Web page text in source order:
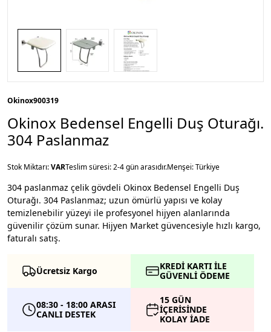
Okinox900319
Okinox Bedensel Engelli Duş Oturağı.
304 Paslanmaz
Stok Miktarı:VARTeslim süresi: 2-4 gün arasıdır.Menşei: Türkiye
304 paslanmaz çelik gövdeli Okinox Bedensel Engelli Duş
Oturağı. 304 Paslanmaz; uzun ömürlü yapısı ve kolay
temizlenebilir yüzeyi ile profesyonel hijyen alanlarında
güvenilir çözüm sunar. Hijyen Market güvencesiyle hızlı kargo,
faturalı satış.
Ücretsiz Kargo
KREDİ KARTI İLE
GÜVENLİ ÖDEME
08:30 - 18:00 ARASI
CANLI DESTEK
15 GÜN
İÇERİSİNDE
KOLAY İADE